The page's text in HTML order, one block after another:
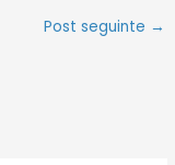
Post seguinte →